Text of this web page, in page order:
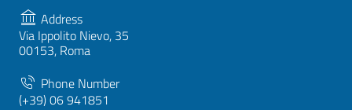
Address
Via Ippolito Nievo, 35
00153, Roma
Phone Number
(+39) 06 941851